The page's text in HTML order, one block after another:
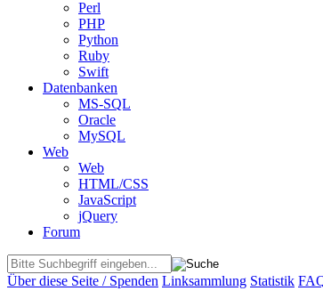
Perl
PHP
Python
Ruby
Swift
Datenbanken
MS-SQL
Oracle
MySQL
Web
Web
HTML/CSS
JavaScript
jQuery
Forum
Über diese Seite / Spenden Linksammlung Statistik